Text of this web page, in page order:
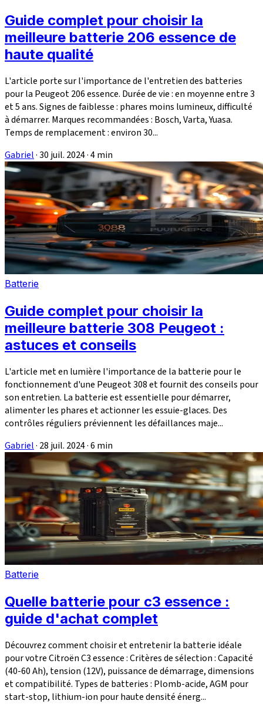
Guide complet pour choisir la
meilleure batterie 206 essence de
haute qualité
L'article porte sur l'importance de l'entretien des batteries
pour la Peugeot 206 essence. Durée de vie : en moyenne entre 3
et 5 ans. Signes de faiblesse : phares moins lumineux, difficulté
à démarrer. Marques recommandées : Bosch, Varta, Yuasa.
Temps de remplacement : environ 30...
Gabriel·30 juil. 2024·4 min
Batterie
Guide complet pour choisir la
meilleure batterie 308 Peugeot :
astuces et conseils
L'article met en lumière l'importance de la batterie pour le
fonctionnement d'une Peugeot 308 et fournit des conseils pour
son entretien. La batterie est essentielle pour démarrer,
alimenter les phares et actionner les essuie-glaces. Des
contrôles réguliers préviennent les défaillances maje...
Gabriel· 28 juil. 2024·6 min
Batterie
Quelle batterie pour c3 essence :
guide d'achat complet
Découvrez comment choisir et entretenir la batterie idéale
pour votre Citroën C3 essence : Critères de sélection : Capacité
(40-60 Ah), tension (12V), puissance de démarrage, dimensions
et compatibilité. Types de batteries : Plomb-acide, AGM pour
start-stop, lithium-ion pour haute densité énerg...